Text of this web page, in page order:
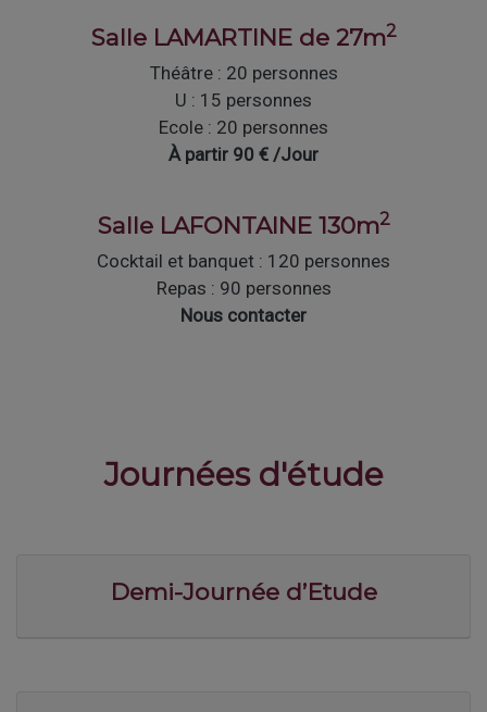
Salle LAMARTINE de 27m2
Théâtre : 20 personnes
U : 15 personnes
Ecole : 20 personnes
À partir 90 € /Jour
Salle LAFONTAINE 130m2
Cocktail et banquet : 120 personnes
Repas : 90 personnes
Nous contacter
Journées d'étude
Demi-Journée d’Etude